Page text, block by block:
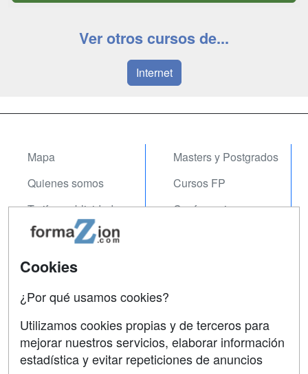
Ver otros cursos de...
Internet
Mapa
Quienes somos
Tarifas publicidad
Acceso Usuarios
Acceso Centros
Masters y Postgrados
Cursos FP
Conferencias
Contactar
Confidencialidad
Aviso legal
Cookies
¿Por qué usamos cookies?
Utilizamos cookies propias y de terceros para
mejorar nuestros servicios, elaborar información
estadística y evitar repeticiones de anuncios